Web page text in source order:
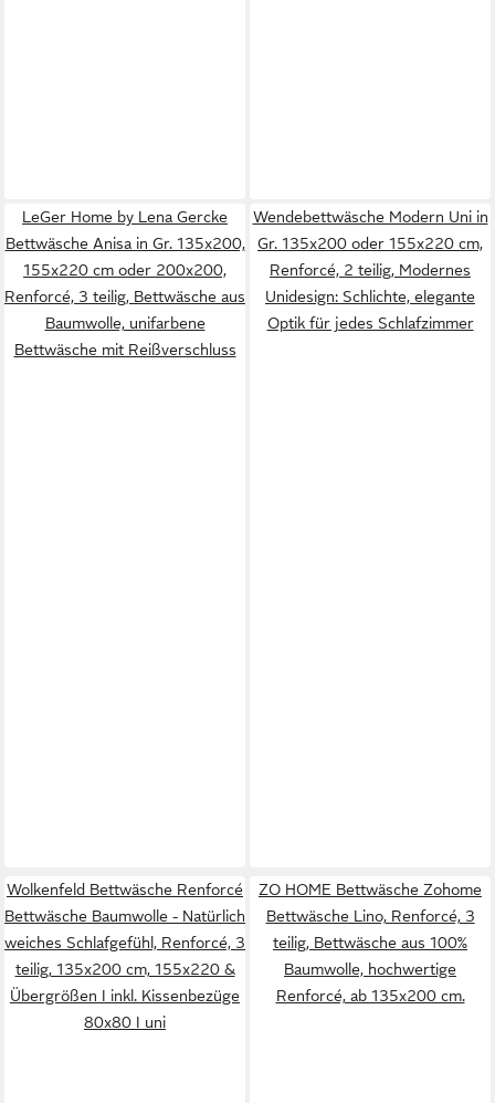
LeGer Home by Lena Gercke
Bettwäsche Anisa in Gr. 135x200,
155x220 cm oder 200x200,
Renforcé, 3 teilig, Bettwäsche aus
Baumwolle, unifarbene
Bettwäsche mit Reißverschluss
Wendebettwäsche Modern Uni in
Gr. 135x200 oder 155x220 cm,
Renforcé, 2 teilig, Modernes
Unidesign: Schlichte, elegante
Optik für jedes Schlafzimmer
Wolkenfeld Bettwäsche Renforcé
Bettwäsche Baumwolle - Natürlich
weiches Schlafgefühl, Renforcé, 3
teilig, 135x200 cm, 155x220 &
Übergrößen I inkl. Kissenbezüge
80x80 I uni
ZO HOME Bettwäsche Zohome
Bettwäsche Lino, Renforcé, 3
teilig, Bettwäsche aus 100%
Baumwolle, hochwertige
Renforcé, ab 135x200 cm.